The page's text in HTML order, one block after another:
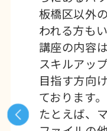
板橋区以外
われる方も
講座の内容
スキルアッ
目指す方向
ております。
たとえば、